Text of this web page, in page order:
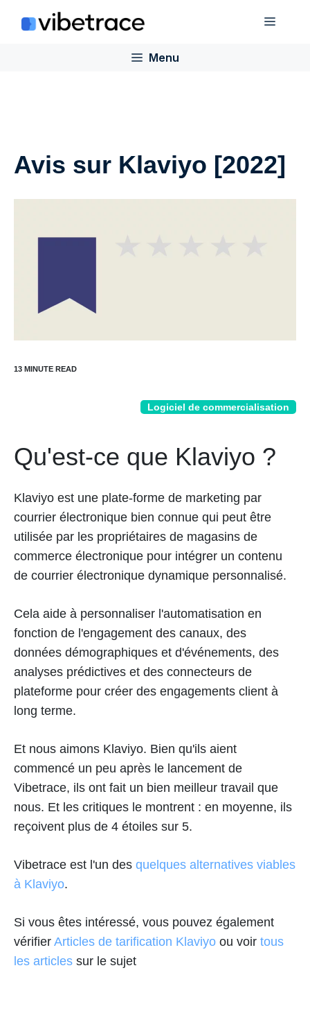
Menu
Menu
Avis sur Klaviyo [2022]
Logiciel de commercialisation
Qu'est-ce que Klaviyo ?
Klaviyo est une plate-forme de marketing par
courrier électronique bien connue qui peut être
utilisée par les propriétaires de magasins de
commerce électronique pour intégrer un contenu
de courrier électronique dynamique personnalisé.
Cela aide à personnaliser l'automatisation en
fonction de l'engagement des canaux, des
données démographiques et d'événements, des
analyses prédictives et des connecteurs de
plateforme pour créer des engagements client à
long terme.
Et nous aimons Klaviyo. Bien qu'ils aient
commencé un peu après le lancement de
Vibetrace, ils ont fait un bien meilleur travail que
nous. Et les critiques le montrent : en moyenne, ils
reçoivent plus de 4 étoiles sur 5.
Vibetrace est l'un des quelques alternatives viables
à Klaviyo.
Si vous êtes intéressé, vous pouvez également
vérifier Articles de tarification Klaviyo ou voir tous
les articles sur le sujet